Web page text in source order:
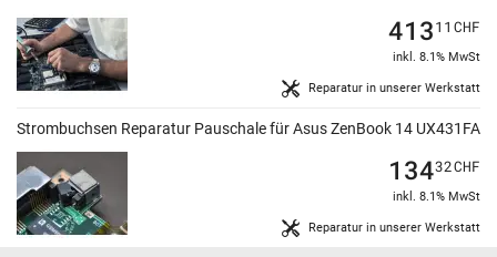
Reparatur in unserer Werkstatt
41311 CHF
inkl. 8.1% MwSt
Strombuchsen Reparatur Pauschale für Asus ZenBook 14 UX431FA
Reparatur in unserer Werkstatt
13432CHF
inkl. 8.1% MwSt